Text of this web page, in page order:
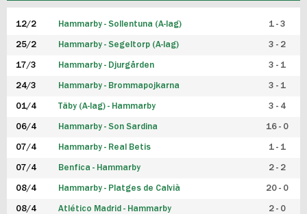
F19
FUTSAL HERR
FUTSAL DAM
12/2 Hammarby - Sollentuna (A-lag) 1 - 3
25/2 Hammarby - Segeltorp (A-lag) 3 - 2
17/3 Hammarby - Djurgården 3 - 1
24/3 Hammarby - Brommapojkarna 3 - 1
01/4 Täby (A-lag) - Hammarby 3 - 4
06/4 Hammarby - Son Sardina 16 - 0
07/4 Hammarby - Real Betis 1 - 1
07/4 Benfica - Hammarby 2 - 2
08/4 Hammarby - Platges de Calvià 20 - 0
08/4 Atlético Madrid - Hammarby 2 - 0